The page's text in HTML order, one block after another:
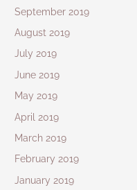
September 2019
August 2019
July 2019
June 2019
May 2019
April 2019
March 2019
February 2019
January 2019